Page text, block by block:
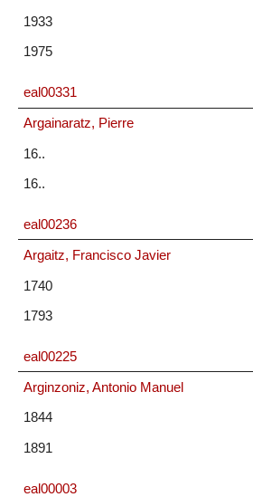
1933
1975
eal00331
Argainaratz, Pierre
16..
16..
eal00236
Argaitz, Francisco Javier
1740
1793
eal00225
Arginzoniz, Antonio Manuel
1844
1891
eal00003